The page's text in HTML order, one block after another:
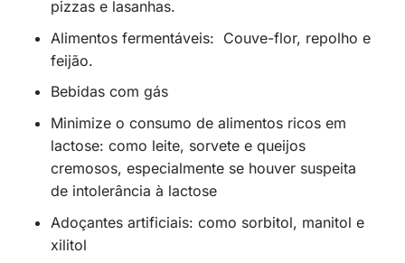
pizzas e lasanhas.
Alimentos fermentáveis: Couve-flor, repolho e
feijão.
Bebidas com gás
Minimize o consumo de alimentos ricos em
lactose: como leite, sorvete e queijos
cremosos, especialmente se houver suspeita
de intolerância à lactose
Adoçantes artificiais: como sorbitol, manitol e
xilitol